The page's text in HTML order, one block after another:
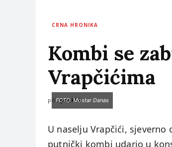
CRNA HRONIKA
Kombi se
Vrapčićima
piše:prviklik
FOTO: Mostar Danas
U naselju Vrapčići, sjeverno
putnički kombi udario u